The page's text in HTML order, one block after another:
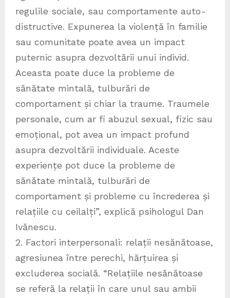
regulile sociale, sau comportamente auto-
distructive. Expunerea la violență în familie
sau comunitate poate avea un impact
puternic asupra dezvoltării unui individ.
Aceasta poate duce la probleme de
sănătate mintală, tulburări de
comportament și chiar la traume. Traumele
personale, cum ar fi abuzul sexual, fizic sau
emoțional, pot avea un impact profund
asupra dezvoltării individuale. Aceste
experiențe pot duce la probleme de
sănătate mintală, tulburări de
comportament și probleme cu încrederea și
relațiile cu ceilalți”, explică psihologul Dan
Ivănescu.
2. Factori interpersonali: relații nesănătoase,
agresiunea între perechi, hărțuirea și
excluderea socială. “Relațiile nesănătoase
se referă la relații în care unul sau ambii